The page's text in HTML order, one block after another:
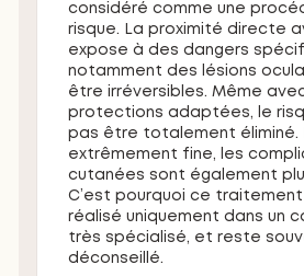
considéré comme une
risque. La proximité directe
expose à des dangers
notamment des lésions
être irréversibles. Même
protections adaptées, le
pas être totalement éliminé.
extrêmement fine, les
cutanées sont également
C’est pourquoi ce
réalisé uniquement dans un
très spécialisé, et reste
déconseillé.